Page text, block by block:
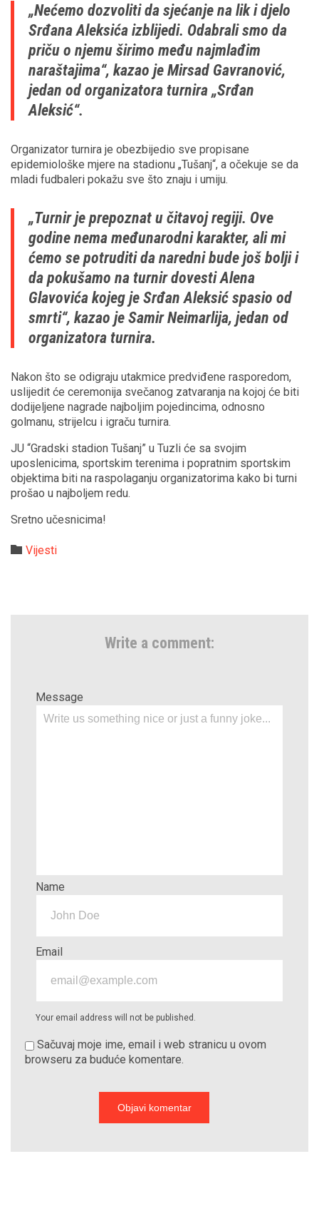
„Nećemo dozvoliti da sjećanje na lik i djelo
Srđana Aleksića izblijedi. Odabrali smo da
priču o njemu širimo među najmlađim
naraštajima“, kazao je Mirsad Gavranović,
jedan od organizatora turnira „Srđan
Aleksić“.
Organizator turnira je obezbijedio sve propisane
epidemiološke mjere na stadionu „Tušanj“, a očekuje se da
mladi fudbaleri pokažu sve što znaju i umiju.
„Turnir je prepoznat u čitavoj regiji. Ove
godine nema međunarodni karakter, ali mi
ćemo se potruditi da naredni bude još bolji i
da pokušamo na turnir dovesti Alena
Glavovića kojeg je Srđan Aleksić spasio od
smrti“, kazao je Samir Neimarlija, jedan od
organizatora turnira.
Nakon što se odigraju utakmice predviđene rasporedom,
uslijedit će ceremonija svečanog zatvaranja na kojoj će biti
dodijeljene nagrade najboljim pojedincima, odnosno
golmanu, strijelcu i igraču turnira.
JU “Gradski stadion Tušanj” u Tuzli će sa svojim
uposlenicima, sportskim terenima i popratnim sportskim
objektima biti na raspolaganju organizatorima kako bi turni
prošao u najboljem redu.
Sretno učesnicima!
 Category
Vijesti
Write a comment:
Message
Name
Email
Your email address will not be published.
Sačuvaj moje ime, email i web stranicu u ovom
browseru za buduće komentare.